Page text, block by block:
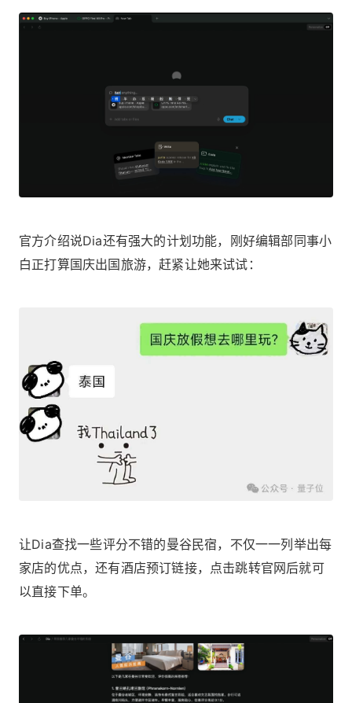
官方介绍说Dia还有强大的计划功能，刚好编辑部同事小
白正打算国庆出国旅游，赶紧让她来试试：
让Dia查找一些评分不错的曼谷民宿，不仅一一列举出每
家店的优点，还有酒店预订链接，点击跳转官网后就可
以直接下单。